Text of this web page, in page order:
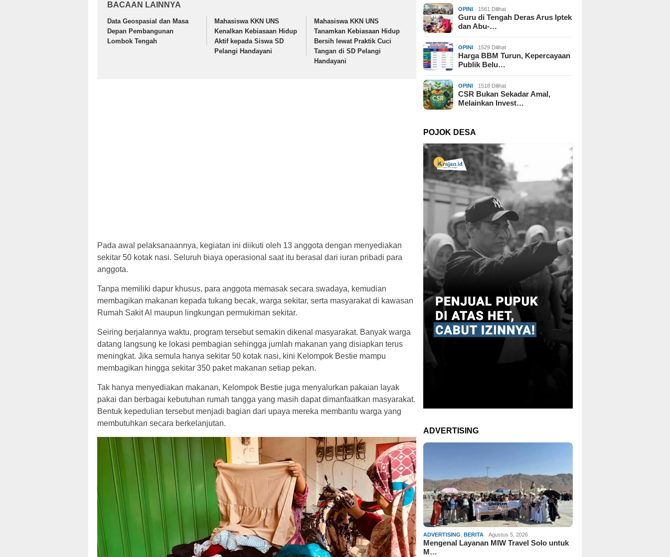
BACAAN LAINNYA
Data Geospasial dan Masa
Depan Pembangunan
Lombok Tengah
Mahasiswa KKN UNS
Kenalkan Kebiasaan Hidup
Aktif kepada Siswa SD
Pelangi Handayani
Mahasiswa KKN UNS
Tanamkan Kebiasaan Hidup
Bersih lewat Praktik Cuci
Tangan di SD Pelangi
Handayani
Pada awal pelaksanaannya, kegiatan ini diikuti oleh 13 anggota dengan menyediakan
sekitar 50 kotak nasi. Seluruh biaya operasional saat itu berasal dari iuran pribadi para
anggota.
Tanpa memiliki dapur khusus, para anggota memasak secara swadaya, kemudian
membagikan makanan kepada tukang becak, warga sekitar, serta masyarakat di kawasan
Rumah Sakit Al maupun lingkungan permukiman sekitar.
Seiring berjalannya waktu, program tersebut semakin dikenal masyarakat. Banyak warga
datang langsung ke lokasi pembagian sehingga jumlah makanan yang disiapkan terus
meningkat. Jika semula hanya sekitar 50 kotak nasi, kini Kelompok Bestie mampu
membagikan hingga sekitar 350 paket makanan setiap pekan.
Tak hanya menyediakan makanan, Kelompok Bestie juga menyalurkan pakaian layak
pakai dan berbagai kebutuhan rumah tangga yang masih dapat dimanfaatkan masyarakat.
Bentuk kepedulian tersebut menjadi bagian dari upaya mereka membantu warga yang
membutuhkan secara berkelanjutan.
OPINI 1561 Dilihat
Guru di Tengah Deras Arus Iptek
dan Abu-…
OPINI 1529 Dilihat
Harga BBM Turun, Kepercayaan
Publik Belu…
OPINI 1518 Dilihat
CSR Bukan Sekadar Amal,
Melainkan Invest…
POJOK DESA
ADVERTISING
ADVERTISING ,BERITA Agustus 5, 2026
Mengenal Layanan MIW Travel Solo untuk
M…